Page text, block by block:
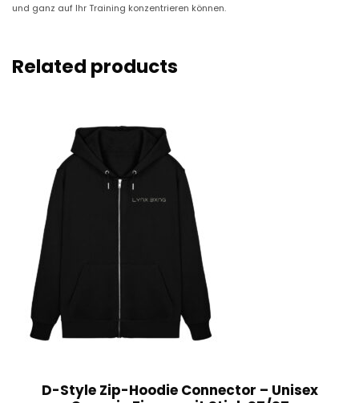
und ganz auf Ihr Training konzentrieren können.
Related products
D-Style Zip-Hoodie Connector – Unisex